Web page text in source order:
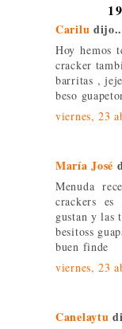
Carilu
Hoy hemos
cracker
barritas ,
beso
viernes, 23
María José
Menuda
crackers
gustan y las
besitoss
buen finde
viernes, 23
Canelaytu